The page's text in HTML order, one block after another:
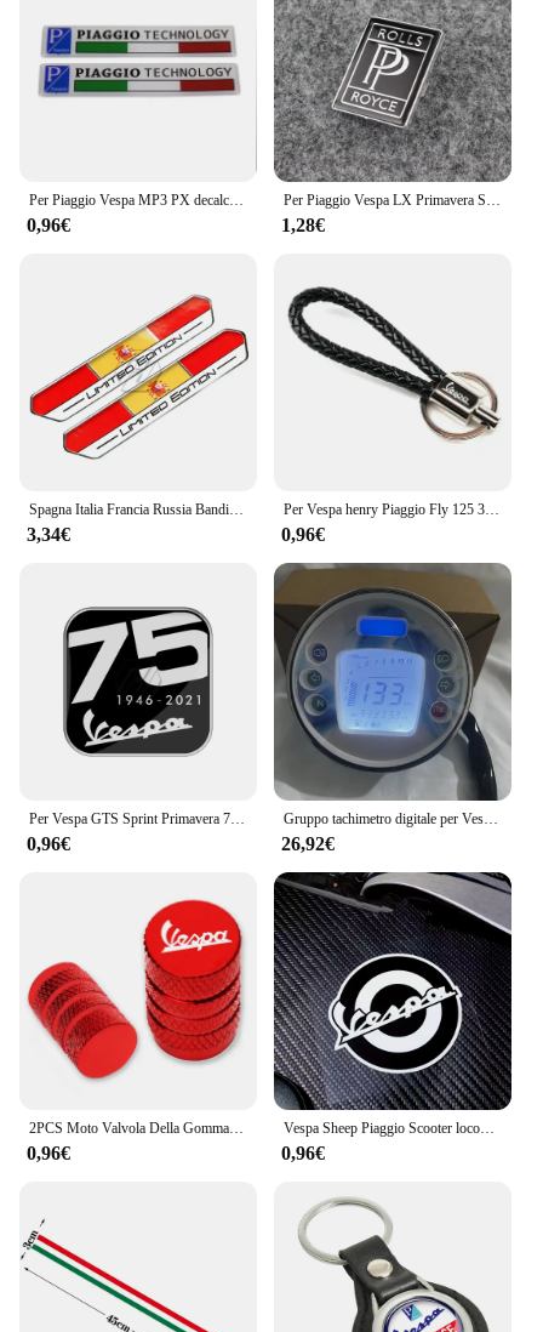
enduring legacy of the Vespa PX. They're perfect for
scooter enthusiasts, collectors, and vendors alike,
ensuring that the Vespa PX remains a symbol of
style and elegance on the road.
Per Piaggio Vespa MP3 PX decalcomanie per Scooter GTS GTV 125 150 300 adesivo per moto 3D
0,96€
Per Piaggio Vespa LX Primavera Sprint GTV GTS Super 50 150 250 300 300ie 946 accessori per Scooter emblema anteriore Horncover
1,28€
Spagna Italia Francia Russia Bandiera Adesivo in edizione limitata per Aprilia Ducati MONSTER Benelli per decalcomanie Vespa
3,34€
Per Vespa henry Piaggio Fly 125 3vte LX LXV 125 250 GTS 300ie GTS300 Sprint 50cc custodia portachiavi CNC Shell portachiavi
0,96€
Per Vespa GTS Sprint Primavera 75th 75 Years Young Anniversary Decalcomanie Adesivo scooter in resina 3D
0,96€
Gruppo tachimetro digitale per Vespa PX80-200 PE Lusso EC PX LML PX125 PX150 VBX VNX Stella Scooter
26,92€
2PCS Moto Valvola Della Gomma Della Gomma Tappi Stelo CNC Coperture Ermetiche Per Piaggio Vespa GTS GTV LX 60 125 250 300 Primavera Sprint
0,96€
Vespa Sheep Piaggio Scooter locomotiva Sticker Retro Car Sticker Color Car Label Sticker riflettente impermeabile
0,96€